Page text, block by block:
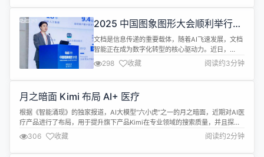
能反复崩溃的问题。（Bug 1924241） 在 Linux
频播放会出现 ...
2025 中国图象图形大会顺利举行，
合合信息 AI 助力打造视觉安全防护
体系
文档是信息传递的重要载体，随着AI飞速发展，文档
智能正在成为数字化转型的核心驱动力。近日，
2025中国图象图形大会在湖南长沙顺利举行，由中
国图象图形学学会（CSIG）主办，CSIG文档图像分
析与识别专委会、上海合合信息科技股份有限公司
上海市图像图形学学会协办的“CCIG2025文字识别
与文档智能论坛”备受关注，...
298 收藏 阅读约3分钟
月之暗面 Kimi 布局 AI+ 医疗
根据《智能涌现》的独家报道，AI大模型“六小虎”之一的月之暗面，近期对AI医
疗产品进行了布局，用于提升旗下产品Kimi在专业领域的搜索质量，并且探索
Agent等产品方向。 针对上述信息，月之暗面回应《智能涌现》：Kimi近期持
续在优化财经、法律、医学等专业领域的搜索信源质量，希望给用户提供更可
信、可靠的高质量回答。 据了解，月之暗面自 2024 年年底，就开...
306 收藏 阅读约2分钟